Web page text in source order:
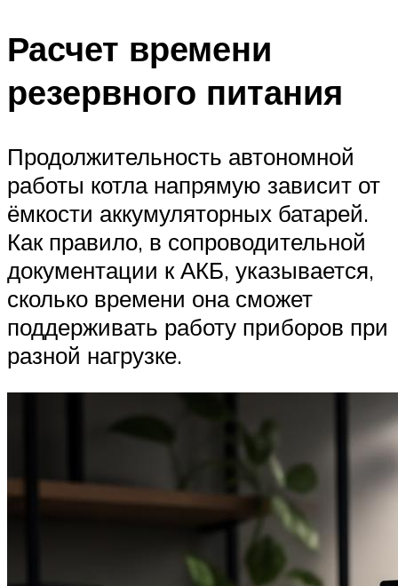
Расчет времени
резервного питания
Продолжительность автономной
работы котла напрямую зависит от
ёмкости аккумуляторных батарей.
Как правило, в сопроводительной
документации к АКБ, указывается,
сколько времени она сможет
поддерживать работу приборов при
разной нагрузке.